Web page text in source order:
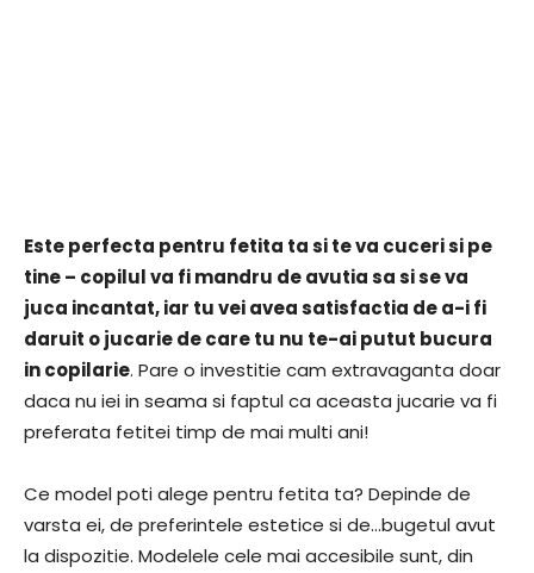
Este perfecta pentru fetita ta si te va cuceri si pe
tine – copilul va fi mandru de avutia sa si se va
juca incantat, iar tu vei avea satisfactia de a-i fi
daruit o jucarie de care tu nu te-ai putut bucura
in copilarie. Pare o investitie cam extravaganta doar
daca nu iei in seama si faptul ca aceasta jucarie va fi
preferata fetitei timp de mai multi ani!
Ce model poti alege pentru fetita ta? Depinde de
varsta ei, de preferintele estetice si de…bugetul avut
la dispozitie. Modelele cele mai accesibile sunt, din